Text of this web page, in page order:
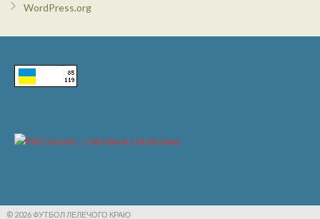
WordPress.org
© 2026 ФУТБОЛ ЛЕЛЕЧОГО КРАЮ